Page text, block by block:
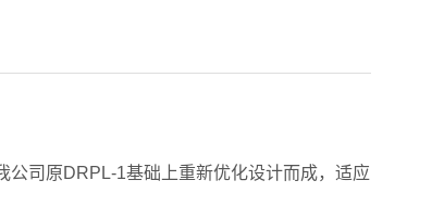
司原DRPL-1基础上重新优化设计而成，适应